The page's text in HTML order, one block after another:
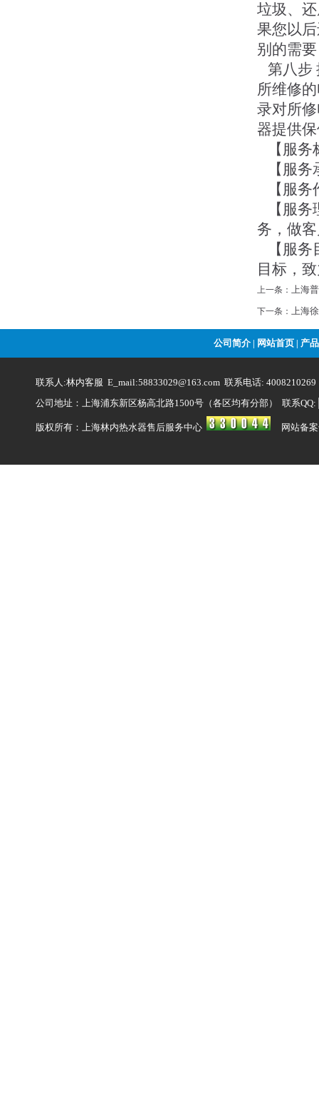
垃圾、
果您以
别的需
第八步
所维修
录对所
器提供
【服务
【服务
【服务
【服务
务，做
【服务
目标，
上一条： 上海
下一条： 上海
公司简介| 网站首页 产
联系人:林内客服 E_mail:58833029@163.com 联系电话:
公司地址：上海浦东新区杨高北路1500号（各区均有分部） 联系QQ:
版权所有：上海林内热水器售后服务中心 网站备